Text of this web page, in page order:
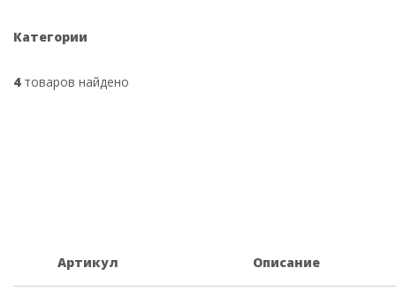
Категории
4товаров найдено
Артикул Описание